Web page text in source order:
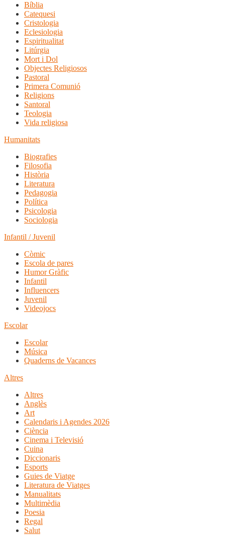
Bíblia
Catequesi
Cristologia
Eclesiologia
Espiritualitat
Litúrgia
Mort i Dol
Objectes Religiosos
Pastoral
Primera Comunió
Religions
Santoral
Teologia
Vida religiosa
Humanitats
Biografies
Filosofia
Història
Literatura
Pedagogia
Política
Psicologia
Sociologia
Infantil / Juvenil
Còmic
Escola de pares
Humor Gràfic
Infantil
Influencers
Juvenil
Videojocs
Escolar
Escolar
Música
Quaderns de Vacances
Altres
Altres
Anglès
Art
Calendaris i Agendes 2026
Ciència
Cinema i Televisió
Cuina
Diccionaris
Esports
Guies de Viatge
Literatura de Viatges
Manualitats
Multimèdia
Poesia
Regal
Salut